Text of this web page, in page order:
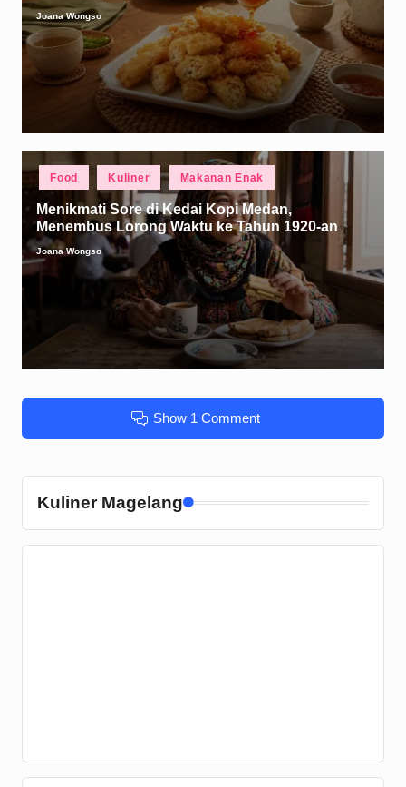
Posted
by
Joana Wongso
Posted
Food Kuliner Makanan Enak
Menikmati Sore di Kedai Kopi Medan,
Menembus Lorong Waktu ke Tahun 1920-an
Posted
Joana Wongso
Show 1 Comment
Kuliner Magelang